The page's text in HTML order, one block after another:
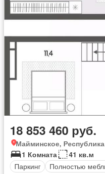
18 853 460 руб.
Майминское,
1 Комната
41 кв.м
Паркинг
Полностью